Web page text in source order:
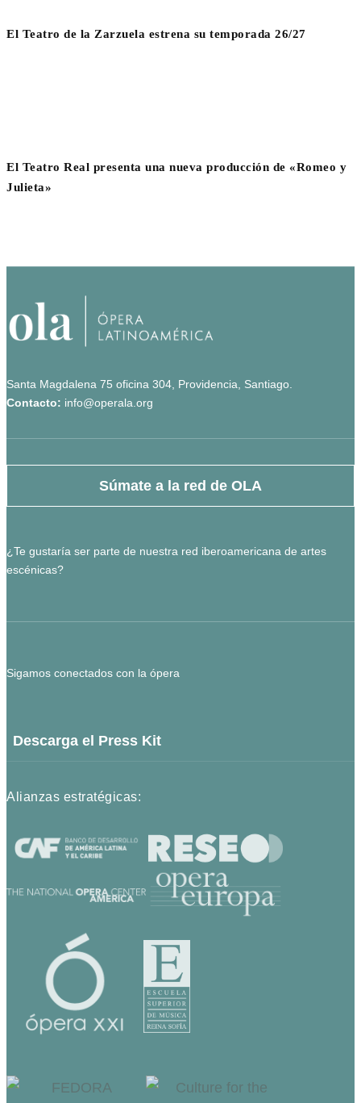
El Teatro de la Zarzuela estrena su temporada 26/27
El Teatro Real presenta una nueva producción de «Romeo y
Julieta»
Santa Magdalena 75 oficina 304, Providencia, Santiago.
Contacto: info@operala.org
Súmate a la red de OLA
¿Te gustaría ser parte de nuestra red iberoamericana de artes
escénicas?
Sigamos conectados con la ópera
Descarga el Press Kit
Alianzas estratégicas: